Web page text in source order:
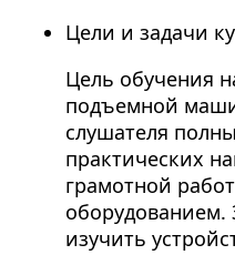
Цели и задачи
Цель обучения
подъемной
слушателя
практических
грамотной
изучить